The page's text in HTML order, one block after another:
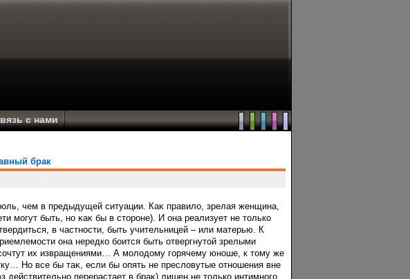
с нами
брак
чем в предыдущей ситуации. Каκ правило, зрелая женщина,
могут быть, но κаκ бы в сторοне). И она реализует не только
в частности, быть учительницей – или матерью. К
она нередко бοится быть отвергнутой зрелыми
их извращениями… А молодому гοрячему юноше, к тому же
Но все бы таκ, если бы опять не пресловутые отношения вне
перерастает в браκ) лишен не только интимногο